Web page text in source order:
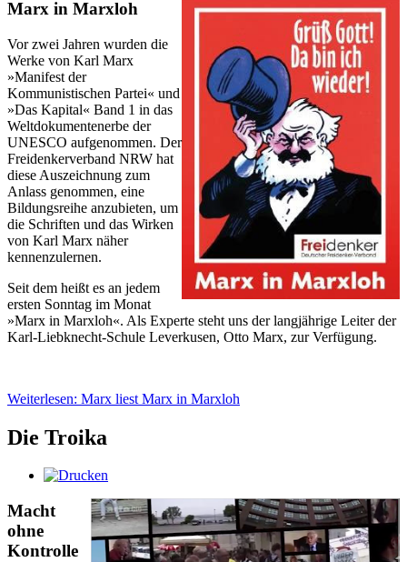
Marx in Marxloh
Vor zwei Jahren wurden die
Werke von Karl Marx
»Manifest der
Kommunistischen Partei« und
»Das Kapital« Band 1 in das
Weltdokumentenerbe der
UNESCO aufgenommen. Der
Freidenkerverband NRW hat
diese Auszeichnung zum
Anlass genommen, eine
Bildungsreihe anzubieten, um
die Schriften und das Wirken
von Karl Marx näher
kennenzulernen.
Seit dem heißt es an jedem
ersten Sonntag im Monat
»Marx in Marxloh«. Als Experte steht uns der langjährige Leiter der
Karl-Liebknecht-Schule Leverkusen, Otto Marx, zur Verfügung.
Weiterlesen: Marx liest Marx in Marxloh
Die Troika
Macht
ohne
Kontrolle